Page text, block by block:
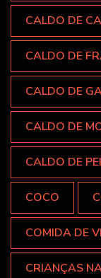
CALDO DE
CALDO DE
CALDO DE
CALDO DE
CALDO DE
COCO
COMIDA DE
CRIANÇAS